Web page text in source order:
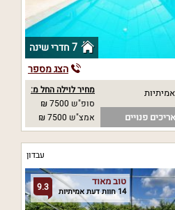
7 חדרי שינה
הצג מספר
פנויים
מחיר לוילה החל מ:
סופ"ש 7500 ₪
אמצ"ש 7500 ₪
עבדון
9.3 טוב מאוד
14 חוות דעת אמיתיות